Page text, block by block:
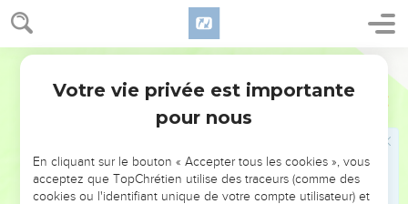
Ecclésiaste 12
était, et que l'esprit ne retourne à Dieu, celui qui l'a donné !
Comble de l’inconsistance, dit l'Ecclésiaste, tout n’est que
fumée !
enseigné la connaissance au peuple et il a examiné,
recherché, mis en ordre un grand nombre de proverbes.
Votre vie privée est importante
pour nous
En cliquant sur le bouton « Accepter tous les cookies », vous
acceptez que TopChrétien utilise des traceurs (comme des
cookies ou l'identifiant unique de votre compte utilisateur) et